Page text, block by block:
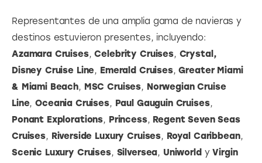
Representantes de una amplia gama de navieras y
destinos estuvieron presentes, incluyendo:
Azamara Cruises, Celebrity Cruises, Crystal,
Disney Cruise Line, Emerald Cruises, Greater Miami
& Miami Beach, MSC Cruises, Norwegian Cruise
Line, Oceania Cruises, Paul Gauguin Cruises,
Ponant Explorations, Princess, Regent Seven Seas
Cruises, Riverside Luxury Cruises, Royal Caribbean,
Scenic Luxury Cruises, Silversea, Uniworld y Virgin